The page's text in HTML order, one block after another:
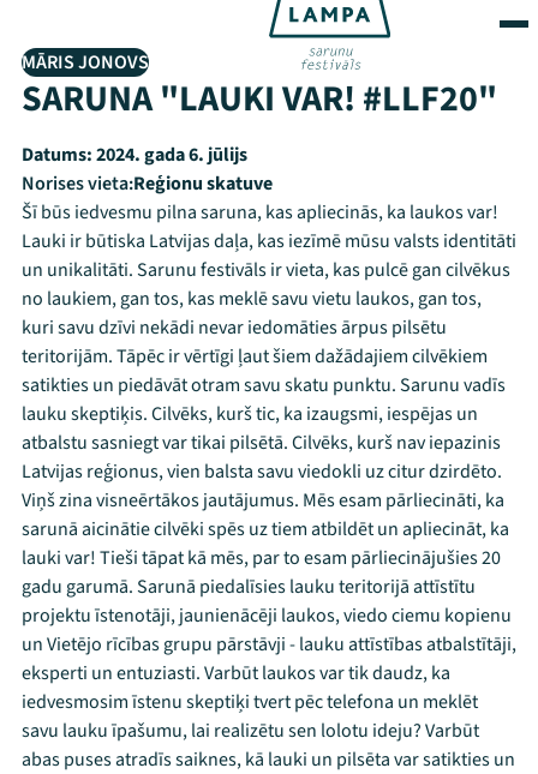
MĀRIS JONOVS
SARUNA "LAUKI VAR! #LLF20"
Datums:2024. gada 6. jūlijs
Norises vieta:Reģionu skatuve
Šī būs iedvesmu pilna saruna, kas apliecinās, ka laukos var!
Lauki ir būtiska Latvijas daļa, kas iezīmē mūsu valsts identitāti
un unikalitāti. Sarunu festivāls ir vieta, kas pulcē gan cilvēkus
no laukiem, gan tos, kas meklē savu vietu laukos, gan tos,
kuri savu dzīvi nekādi nevar iedomāties ārpus pilsētu
teritorijām. Tāpēc ir vērtīgi ļaut šiem dažādajiem cilvēkiem
satikties un piedāvāt otram savu skatu punktu. Sarunu vadīs
lauku skeptiķis. Cilvēks, kurš tic, ka izaugsmi, iespējas un
atbalstu sasniegt var tikai pilsētā. Cilvēks, kurš nav iepazinis
Latvijas reģionus, vien balsta savu viedokli uz citur dzirdēto.
Viņš zina visneērtākos jautājumus. Mēs esam pārliecināti, ka
sarunā aicinātie cilvēki spēs uz tiem atbildēt un apliecināt, ka
lauki var! Tieši tāpat kā mēs, par to esam pārliecinājušies 20
gadu garumā. Sarunā piedalīsies lauku teritorijā attīstītu
projektu īstenotāji, jaunienācēji laukos, viedo ciemu kopienu
un Vietējo rīcības grupu pārstāvji - lauku attīstības atbalstītāji,
eksperti un entuziasti. Varbūt laukos var tik daudz, ka
iedvesmosim īstenu skeptiķi tvert pēc telefona un meklēt
savu lauku īpašumu, lai realizētu sen lolotu ideju? Varbūt
abas puses atradīs saiknes, kā lauki un pilsēta var satikties un